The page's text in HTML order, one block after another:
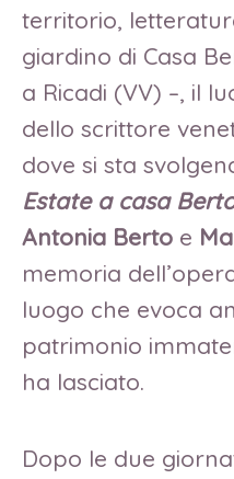
territorio,
giardino di Casa
a Ricadi (VV) –, il
dello scrittore
dove si sta
Estate a casa
Antonia Berto e
memoria
luogo che evoca
patrimonio
ha lasciato.
Dopo le due